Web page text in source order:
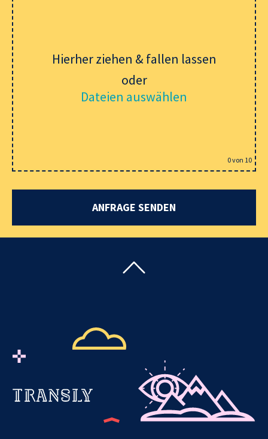
Hierher ziehen & fallen lassen
oder
Dateien auswählen
0von 10